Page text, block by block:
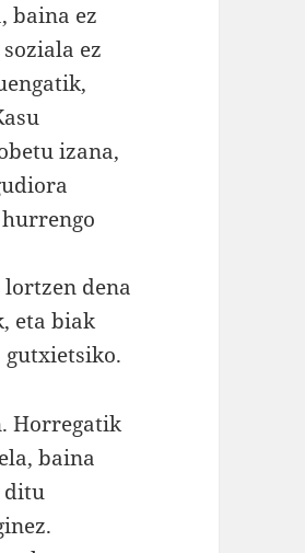
baina ez
ez
izana,
dena
eta biak
gutxietsiko.
Horregatik
baina
ditu